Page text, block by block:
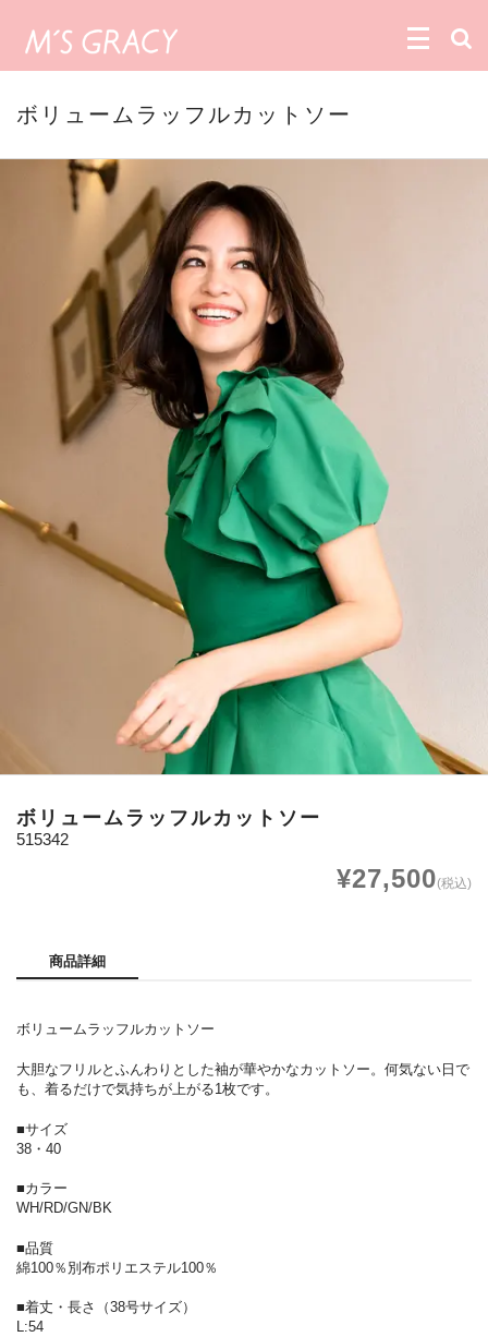
ボリュームラッフルカットソー
ボリュームラッフルカットソー
515342
¥27,500(税込)
商品詳細
ボリュームラッフルカットソー
大胆なフリルとふんわりとした袖が華やかなカットソー。何気ない日で
も、着るだけで気持ちが上がる1枚です。
■サイズ
38・40
■カラー
WH/RD/GN/BK
■品質
綿100％別布ポリエステル100％
■着丈・長さ（38号サイズ）
L:54